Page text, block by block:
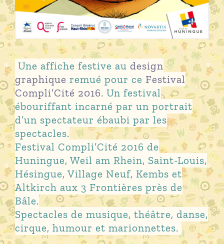
Une affiche festive audesign
graphique remué pour ce Festival
Compli’Cité 2016. Un festival
ébouriffant incarné par un portrait
d’un spectateur ébaubi par les
spectacles.
Festival Compli’Cité 2016 de
Huningue, Weil am Rhein, Saint-Louis,
Hésingue, Village Neuf, Kembs et
Altkirch aux 3 Frontières près de
Bâle.
Spectacles de musique, théâtre, danse,
cirque, humour et marionnettes.